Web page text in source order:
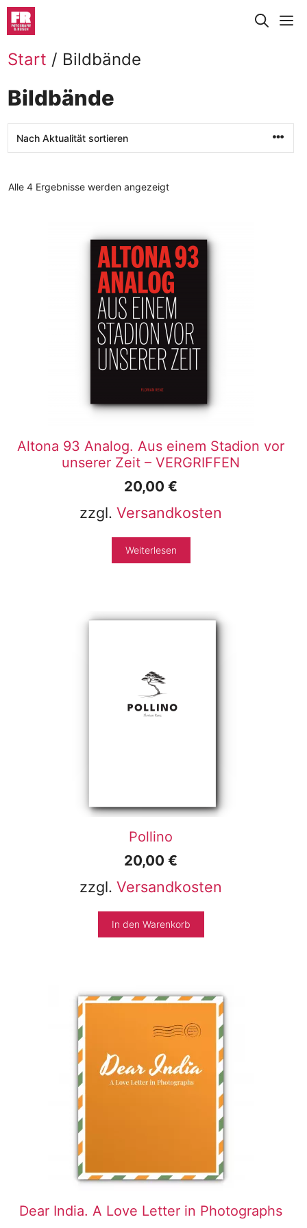
Zum
Inhalt
springen
Start / Bildbände
Bildbände
Alle 4 Ergebnisse werden angezeigtNach
Altona 93 Analog. Aus einem Stadion vor
unserer Zeit – VERGRIFFEN
20,00 €
zzgl. Versandkosten
Weiterlesen
Pollino
20,00 €
zzgl. Versandkosten
In den Warenkorb
Dear India. A Love Letter in Photographs